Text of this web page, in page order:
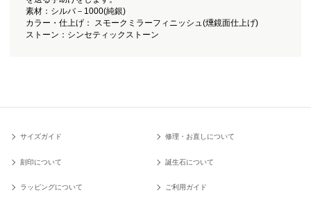
素材：シルバ－1000(純銀)
カラー・仕上げ： スモークミラーフィニッシュ(燻鏡面仕上げ)
ストーン：シンセティックストーン
サイズガイド 修理・お直しについて
刻印について 誕生石について
ラッピングについて ご利用ガイド